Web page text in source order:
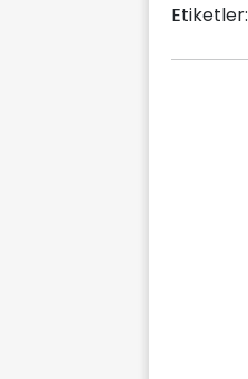
Etiketler: